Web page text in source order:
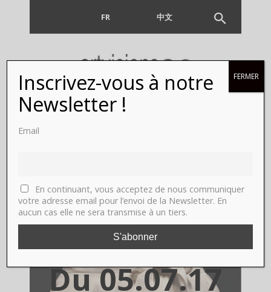
FR 中文
majesté
aux Arts
Décoratifs.
Du 05.07.17
Inscrivez-vous à notre
Newsletter !
Email
En continuant, vous acceptez de nous communiquer
votre adresse email pour l’envoi de la Newsletter. En
aucun cas elle ne sera transmise à un tiers.
FERMER